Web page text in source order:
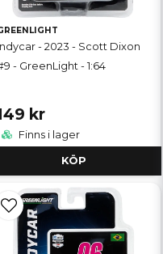
- 2023 - Scott Dixon
- GreenLight - 1:64
kr
Finns i lager
KÖP